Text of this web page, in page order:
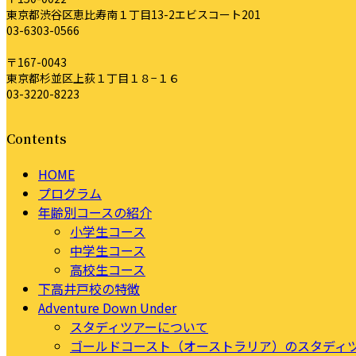
東京都渋谷区恵比寿南１丁目13-2エビスコート201
03-6303-0566
〒167-0043
東京都杉並区上荻１丁目１８−１６
03-3220-8223
Contents
HOME
プログラム
年齢別コースの紹介
小学生コース
中学生コース
高校生コース
下高井戸校の特徴
Adventure Down Under
スタディツアーについて
ゴールドコースト（オーストラリア）のスタディ